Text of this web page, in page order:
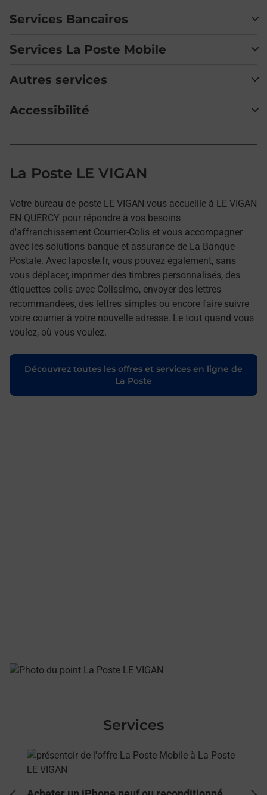
Services Bancaires
Services La Poste Mobile
Autres services
Accessibilité
La Poste LE VIGAN
Votre bureau de poste LE VIGAN vous accueille à LE VIGAN
EN QUERCY pour répondre à vos besoins
d'affranchissement Courrier-Colis et vous accompagner
avec les solutions banque et assurance de La Banque
Postale. Avec laposte.fr, vous pouvez également, sans
vous déplacer, imprimer des timbres personnalisés, des
étiquettes colis avec Colissimo, envoyer des lettres
recommandées, des lettres simples ou encore faire suivre
votre courrier à votre nouvelle adresse. Le tout quand vous
voulez, où vous voulez.
Découvrez toutes les offres et services en ligne de
La Poste
Services
En savoir plus